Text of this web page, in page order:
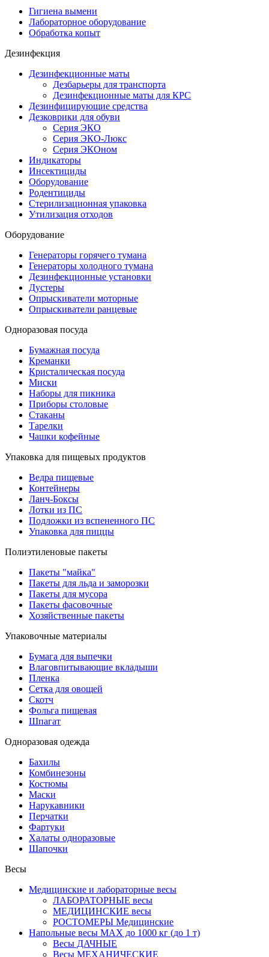
Гигиена вымени
Лабораторное оборудование
Обработка копыт
Дезинфекция
Дезинфекционные маты
Дезбарьеры для транспорта
Дезинфекционные маты для КРС
Дезинфицирующие средства
Дезковрики для обуви
Серия ЭКО
Серия ЭКО-Люкс
Серия ЭКОном
Индикаторы
Инсектициды
Оборудование
Родентициды
Стерилизационная упаковка
Утилизация отходов
Оборудование
Генераторы горячего тумана
Генераторы холодного тумана
Дезинфекционные установки
Дустеры
Опрыскиватели моторные
Опрыскиватели ранцевые
Одноразовая посуда
Бумажная посуда
Креманки
Кристалическая посуда
Миски
Наборы для пикника
Приборы столовые
Стаканы
Тарелки
Чашки кофейные
Упаковка для пищевых продуктов
Ведра пищевые
Контейнеры
Ланч-Боксы
Лотки из ПС
Подложки из вспененного ПС
Упаковка для пиццы
Полиэтиленовые пакеты
Пакеты "майка"
Пакеты для льда и заморозки
Пакеты для мусора
Пакеты фасовочные
Хозяйственные пакеты
Упаковочные материалы
Бумага для выпечки
Влаговпитывающие вкладыши
Пленка
Сетка для овощей
Скотч
Фольга пищевая
Шпагат
Одноразовая одежда
Бахилы
Комбинезоны
Костюмы
Маски
Нарукавники
Перчатки
Фартуки
Халаты одноразовые
Шапочки
Весы
Медицинские и лабораторные весы
ЛАБОРАТОРНЫЕ весы
МЕДИЦИНСКИЕ весы
РОСТОМЕРЫ Медицинские
Напольные весы MAX до 1000 кг (до 1 т)
Весы ДАЧНЫЕ
Весы МЕХАНИЧЕСКИЕ